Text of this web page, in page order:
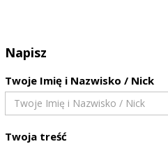
Napisz
Twoje Imię i Nazwisko / Nick
Twoja treść